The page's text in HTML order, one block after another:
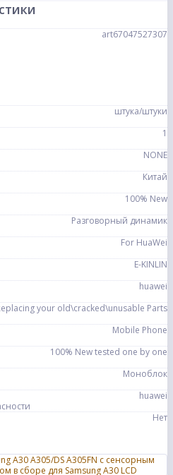
art67047527307
штука/штуки
1
NONE
Китай
100% New
Разговорный динамик
For HuaWei
E-KINLIN
huawei
your old\cracked\unusable Parts
Mobile Phone
100% New tested one by one
Моноблок
huawei
Нет